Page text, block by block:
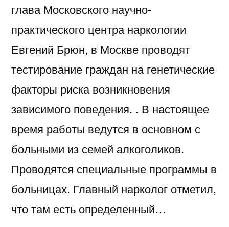
глава Московского научно-
практического центра наркологии
Евгений Брюн, в Москве проводят
тестирование граждан на генетические
факторы риска возникновения
зависимого поведения. . В настоящее
время работы ведутся в основном с
больными из семей алкоголиков.
Проводятся специальные программы в
больницах. Главный нарколог отметил,
что там есть определенный…